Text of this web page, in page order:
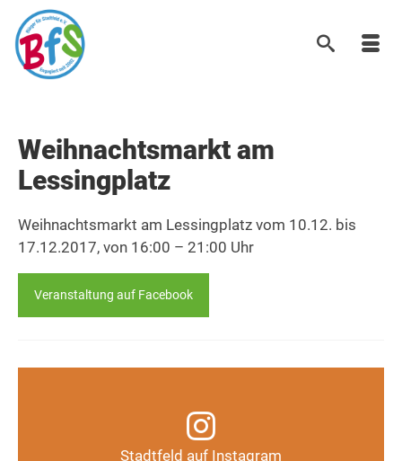
Weihnachtsmarkt am
Lessingplatz
Weihnachtsmarkt am Lessingplatz vom 10.12. bis
17.12.2017, von 16:00 – 21:00 Uhr
Veranstaltung auf Facebook
Stadtfeld auf Instagram
Instagram-Kanal